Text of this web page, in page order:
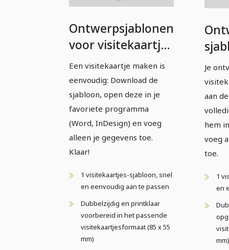
Ontwerpsjablonen
voor visitekaartjes
– Versie 3
Een visitekaartje maken is
eenvoudig: Download de
sjabloon, open deze in je
favoriete programma
(Word, InDesign) en voeg
alleen je gegevens toe.
Klaar!
1 visitekaartjes-sjabloon, snel
en eenvoudig aan te passen
Dubbelzijdig en printklaar
voorbereid in het passende
visitekaartjesformaat (85 x 55
mm)
Je
aan
hem
voeg
toe.
1
en
mm)